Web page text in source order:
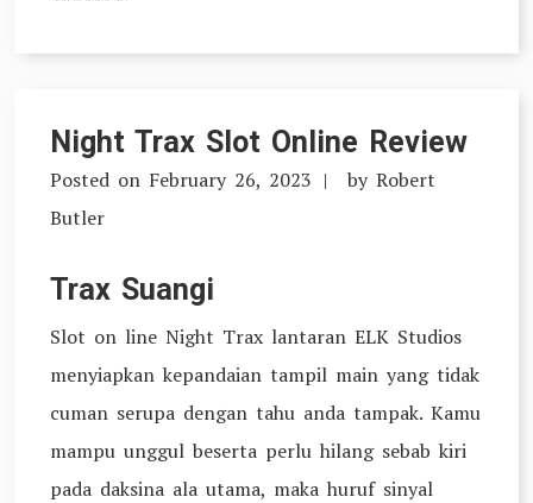
Night Trax Slot Online Review
Posted on February 26, 2023 by Robert
Butler
Trax Suangi
Slot on line Night Trax lantaran ELK Studios
menyiapkan kepandaian tampil main yang tidak
cuman serupa dengan tahu anda tampak. Kamu
mampu unggul beserta perlu hilang sebab kiri
pada daksina ala utama, maka huruf sinyal